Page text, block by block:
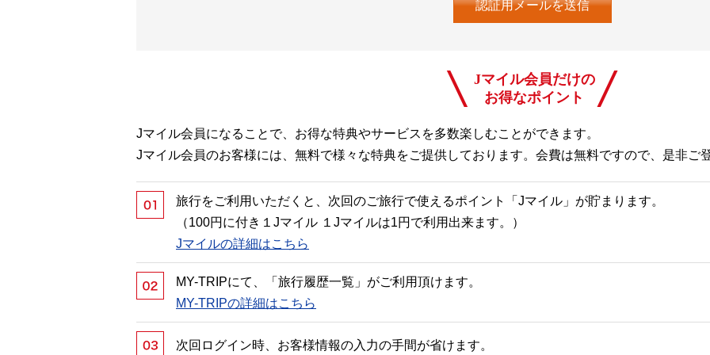
Jマイル会員だけの
お得なポイント
Jマイル会員になることで、お得な特典やサービスを多数楽しむことができます。
Jマイル会員のお客様には、無料で様々な特典をご提供しております。会費は無料ですので、是非ご
旅行をご利用いただくと、次回のご旅行で使えるポイント「Jマイル」が貯まります。
（100円に付き１Jマイル １Jマイルは1円で利用出来ます。）
Jマイルの詳細はこちら
MY-TRIPにて、「旅行履歴一覧」がご利用頂けます。
MY-TRIPの詳細はこちら
次回ログイン時、お客様情報の入力の手間が省けます。